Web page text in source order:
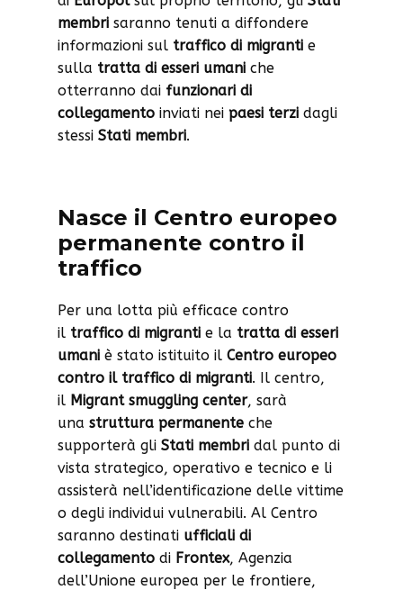
membri saranno tenuti a diffondere
informazioni sul traffico di migranti e
sulla tratta di esseri umani che
otterranno dai funzionari di
collegamento inviati nei paesi terzi dagli
stessi Stati membri.
Nasce il Centro europeo
permanente contro il
traffico
Per una lotta più efficace contro
il traffico di migranti e la tratta di esseri
umani è stato istituito il Centro europeo
contro il traffico di migranti. Il centro,
il Migrant smuggling center, sarà
una struttura permanente che
supporterà gli Stati membri dal punto di
vista strategico, operativo e tecnico e li
assisterà nell’identificazione delle vittime
o degli individui vulnerabili. Al Centro
saranno destinati ufficiali di
collegamento di Frontex, Agenzia
dell’Unione europea per le frontiere,